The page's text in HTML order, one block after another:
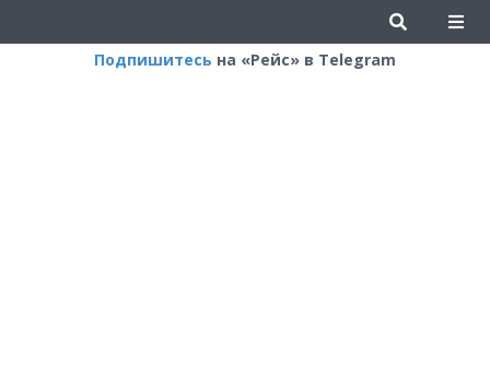
Подпишитесь на «Рейс» в Telegram